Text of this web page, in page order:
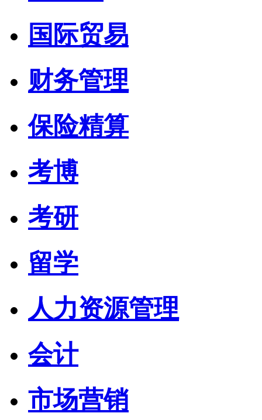
国际贸易
财务管理
保险精算
考博
考研
留学
人力资源管理
会计
市场营销